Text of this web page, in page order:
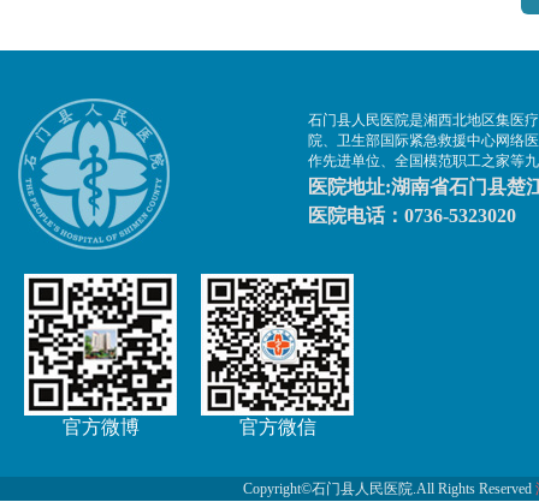
石门县人民医院是湘西北地区集医
院、卫生部国际紧急救援中心网络
作先进单位、全国模范职工之家等
医院地址:湖南省石门县楚
医院电话：0736-5323020
官方微博 官方微信
Copyright©石门县人民医院.All Rights Reserved